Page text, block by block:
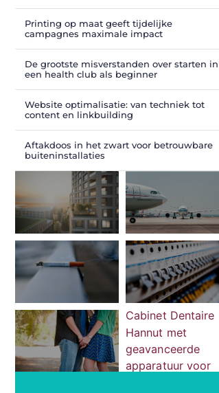
Printing op maat geeft tijdelijke
campagnes maximale impact
De grootste misverstanden over starten in
een health club als beginner
Website optimalisatie: van techniek tot
content en linkbuilding
Aftakdoos in het zwart voor betrouwbare
buiteninstallaties